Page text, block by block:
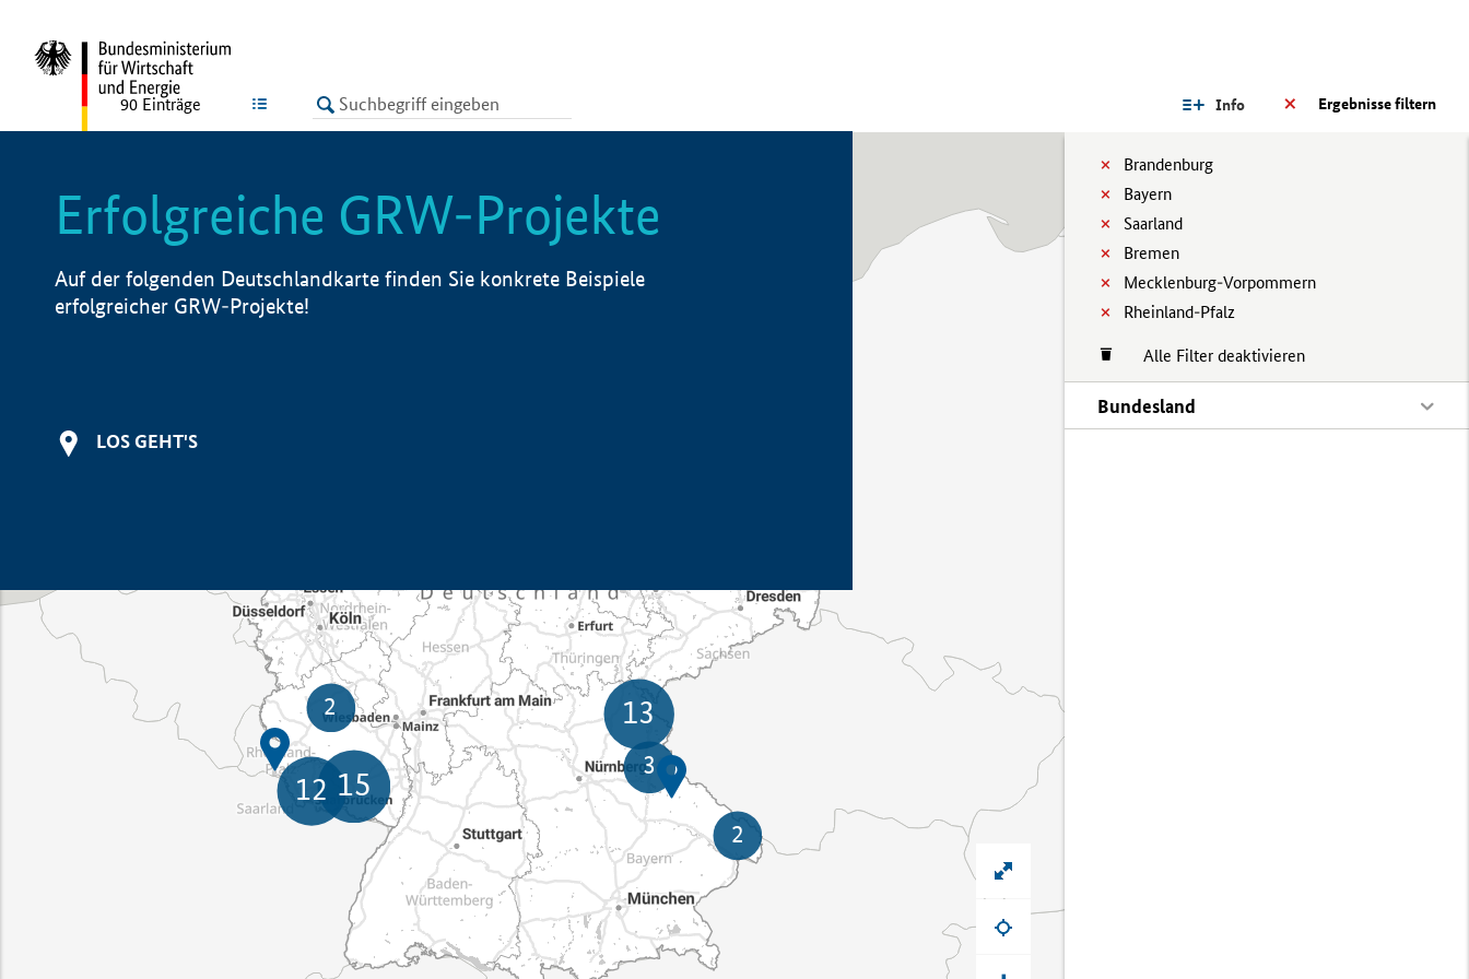
LISTE Ergebnisse filtern
Info
Brandenburg
Bayern
Saarland
Bremen
Mecklenburg-Vorpommern
Rheinland-Pfalz
Alle Filter deaktivieren
Bundesland
90 Einträge
Erfolgreiche GRW-Projekte
Auf der folgenden Deutschlandkarte finden Sie konkrete Beispiele
erfolgreicher GRW-Projekte!
LOS GEHT'S